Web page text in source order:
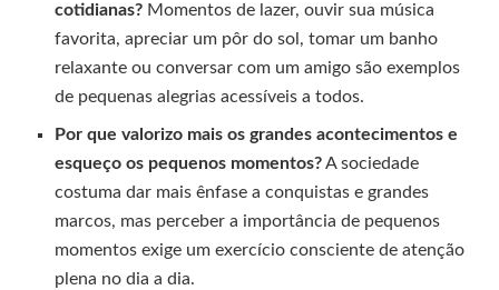
cotidianas? Momentos de lazer, ouvir sua música
favorita, apreciar um pôr do sol, tomar um banho
relaxante ou conversar com um amigo são exemplos
de pequenas alegrias acessíveis a todos.
Por que valorizo mais os grandes acontecimentos e
esqueço os pequenos momentos?A sociedade
costuma dar mais ênfase a conquistas e grandes
marcos, mas perceber a importância de pequenos
momentos exige um exercício consciente de atenção
plena no dia a dia.